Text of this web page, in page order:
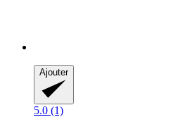
Ajouter
5.0 (1)